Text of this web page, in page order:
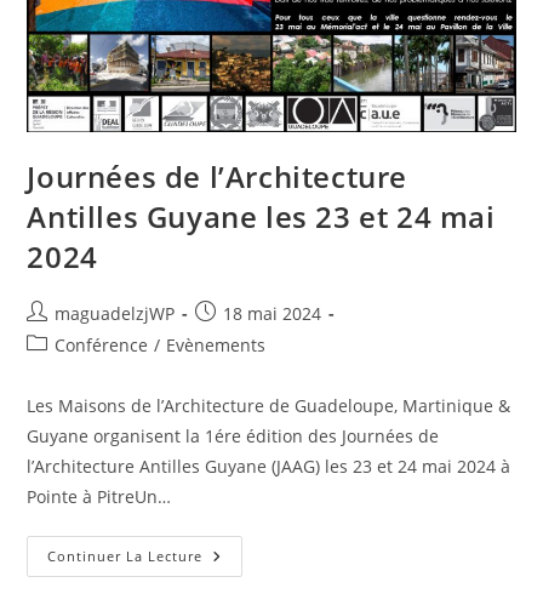
Journées de l’Architecture
Antilles Guyane les 23 et 24 mai
2024
Auteur/autrice
de
maguadelzjWP
Publication
publiée :
18 mai 2024
PostConférence / Evènements
Les Maisons de l’Architecture de Guadeloupe, Martinique &
Guyane organisent la 1ére édition des Journées de
l’Architecture Antilles Guyane (JAAG) les 23 et 24 mai 2024 à
Pointe à PitreUn…
Continuer La Lecture Journées
De